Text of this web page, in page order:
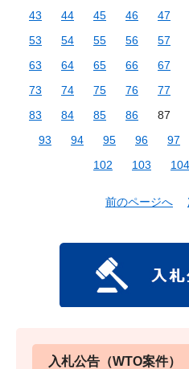
43
44 45 46 47
53
54 55 56 57
63
64 65 66 67
73
74 75 76 77
83
84 85 86 87
93
94 95 96 97
102
103 104
前のページへ
入札公告（WTO案件）